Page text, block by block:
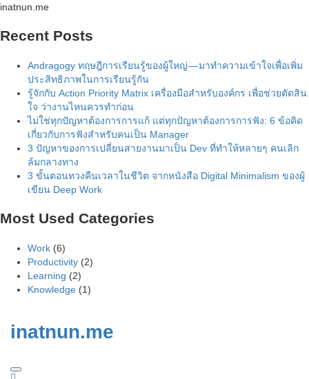
Skip
content
inatnun.me
Recent Posts
Andragogy ทฤษฎีการเรียนรู้ของผู้ใหญ่ — มาทำความเข้าใจเพื่อเพิ่ม
ประสิทธิภาพในการเรียนรู้กัน
รู้จักกับ Action Priority Matrix เครื่องมือสำหรับองค์กร เพื่อช่วยตัดสิน
ใจ ว่างานไหนควรทำก่อน
ไม่ใช่ทุกปัญหาต้องการการแก้ แต่ทุกปัญหาต้องการการฟัง: 6 ข้อคิด
เกี่ยวกับการฟังสำหรับคนเป็น Manager
3 ปัญหาของการเปลี่ยนสายงานมาเป็น Dev ที่ทำให้หลายๆ คนเลิก
ล้มกลางทาง
3 ขั้นตอนทวงคืนเวลาในชีวิต จากหนังสือ Digital Minimalism ของผู้
เขียน Deep Work
Most Used Categories
Work (6)
Productivity (2)
Learning (2)
Knowledge (1)
inatnun.me